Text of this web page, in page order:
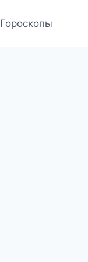
Гороскопы